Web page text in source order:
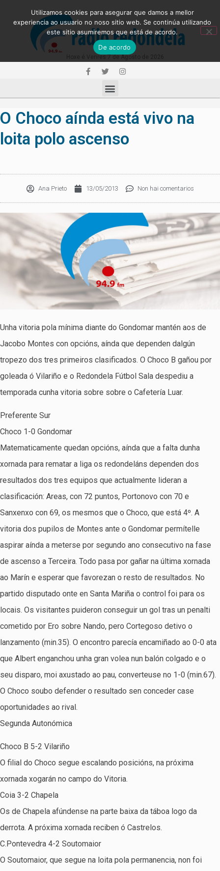
O Choco aínda está vivo na
loita polo ascenso
Ana Prieto 13/05/2013 Non hai comentarios
Unha vitoria pola mínima diante do Gondomar mantén aos de
Jacobo Montes con opcións, aínda que dependen dalgún
tropezo dos tres primeiros clasificados. O Choco B gañou por
goleada ó Vilariño e o Redondela Fútbol Sala despediu a
temporada cunha vitoria sobre sobre o Cafetería Luar.
Preferente Sur
Choco 1-0 Gondomar
Matematicamente quedan opcións, aínda que a falta dunha
xornada para rematar a liga os redondeláns dependen dos
resultados dos tres equipos que actualmente lideran a
clasificación: Areas, con 72 puntos, Portonovo con 70 e
Sanxenxo con 69, os mesmos que o Choco, que está 4º. A
vitoria dos pupilos de Montes ante o Gondomar permítelle
aspirar aínda a meterse por segundo ano consecutivo na fase
de ascenso a Terceira. Todo pasa por gañar na última xornada
ao Marín e esperar que favorezan o resto de resultados. No
partido disputado onte en Santa Mariña o control foi para os
locais. Os visitantes puideron conseguir un gol tras un penalti
cometido por Ero sobre Nando, pero Cortegoso detivo o
lanzamento (min.35). O encontro parecía encamiñado ao 0-0 ata
que Albert enganchou unha gran volea nun balón colgado e o
seu disparo, moi axustado ao pau, converteuse no 1-0 (min.67).
O Choco soubo defender o resultado sen conceder case
oportunidades ao rival.
Segunda Autonómica
Choco B 5-2 Vilariño
O filial do Choco segue escalando posicións, na próxima
xornada xogarán no campo do Vitoria.
Coia 3-2 Chapela
Os de Chapela afúndense na parte baixa da táboa logo da
derrota. A próxima xornada reciben ó Castrelos.
C.Pontevedra 4-2 Soutomaior
O Soutomaior, que segue na loita pola permanencia, non foi
Utilizamos cookies para asegurar que damos a mellor
experiencia ao usuario no noso sitio web. Se continúa utilizando
este sitio asumiremos que está de acordo.
De acordo